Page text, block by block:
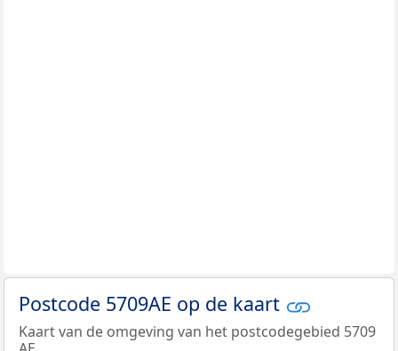
Postcode 5709AE op de kaart
Kaart van de omgeving van het postcodegebied 5709